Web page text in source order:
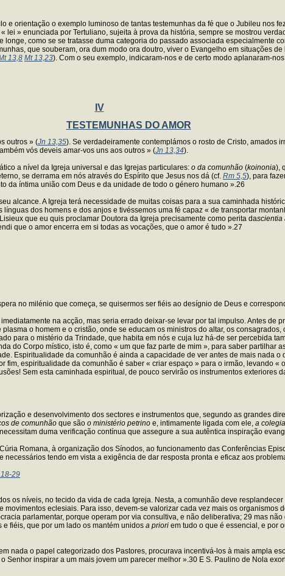
orientação o exemplo luminoso de tantas testemunhas da fé que o Jubileu nos
lei » enunciada por Tertuliano, sujeita à prova da história, sempre se mostrou
como se se tratasse duma categoria do passado associada especialmente
que souberam, ora dum modo ora doutro, viver o Evangelho em situações
13,8 Mt 13,23). Com o seu exemplo, indicaram-nos e de certo modo aplanaram-
IV
TESTEMUNHAS DO AMOR
outros » (Jn 13,35). Se verdadeiramente contemplámos o rosto de Cristo, amados
vós deveis amar-vos uns aos outros » (Jn 13,34).
a nível da Igreja universal e das Igrejas particulares: o da comunhão (koinonia),
se derrama em nós através do Espírito que Jesus nos dá (cf. Rm 5,5), para
da íntima união com Deus e da unidade de todo o género humano ».26
alcance. A Igreja terá necessidade de muitas coisas para a sua caminhada
línguas dos homens e dos anjos e tivéssemos uma fé capaz « de transportar
que eu quis proclamar Doutora da Igreja precisamente como perita dascientia
que o amor encerra em si todas as vocações, que o amor é tudo ».27
no milénio que começa, se quisermos ser fiéis ao desígnio de Deus e
na acção, mas seria errado deixar-se levar por tal impulso. Antes de
o homem e o cristão, onde se educam os ministros do altar, os
para o mistério da Trindade, que habita em nós e cuja luz há-de ser percebida
do Corpo místico, isto é, como « um que faz parte de mim », para saber partilhar
Espiritualidade da comunhão é ainda a capacidade de ver antes de mais nada
fim, espiritualidade da comunhão é saber « criar espaço » para o irmão, levando «
Sem esta caminhada espiritual, de pouco servirão os instrumentos exteriores
e desenvolvimento dos sectores e instrumentos que, segundo as grandes
de comunhão que são o ministério petrino e, intimamente ligada com ele, a
duma verificação contínua que assegure a sua autêntica inspiração
Romana, à organização dos Sínodos, ao funcionamento das Conferências
tendo em vista a exigência de dar resposta pronta e eficaz aos
29
os níveis, no tecido da vida de cada Igreja. Nesta, a comunhão deve
eclesiais. Para isso, devem-se valorizar cada vez mais os organismos
parlamentar, porque operam por via consultiva, e não deliberativa; 29 mas
fiéis, que por um lado os mantém unidos a priori em tudo o que é essencial, e por
nada o papel categorizado dos Pastores, procurava incentivá-los à mais ampla
inspirar a um mais jovem um parecer melhor ».30 E S. Paulino de Nola